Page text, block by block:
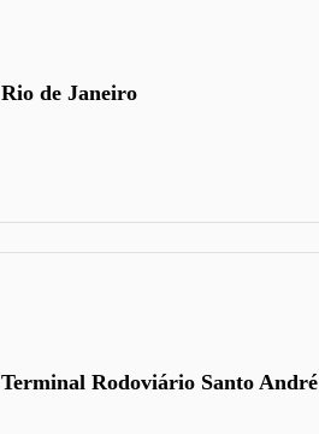
Rio de Janeiro
Terminal Rodoviário Santo André